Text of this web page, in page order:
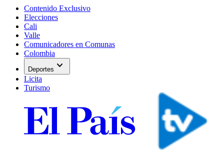
Contenido Exclusivo
Elecciones
Cali
Valle
Comunicadores en Comunas
Colombia
Deportes expand_more
Licita
Turismo